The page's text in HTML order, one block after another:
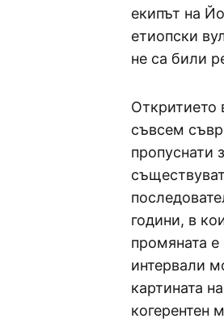
екипът на
етиопски
не са били
Откритието
съвсем
пропуснати
години, в
промяната е
интервали
картината
когерентен